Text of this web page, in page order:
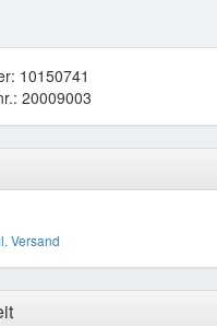
10150741
20009003
Versand